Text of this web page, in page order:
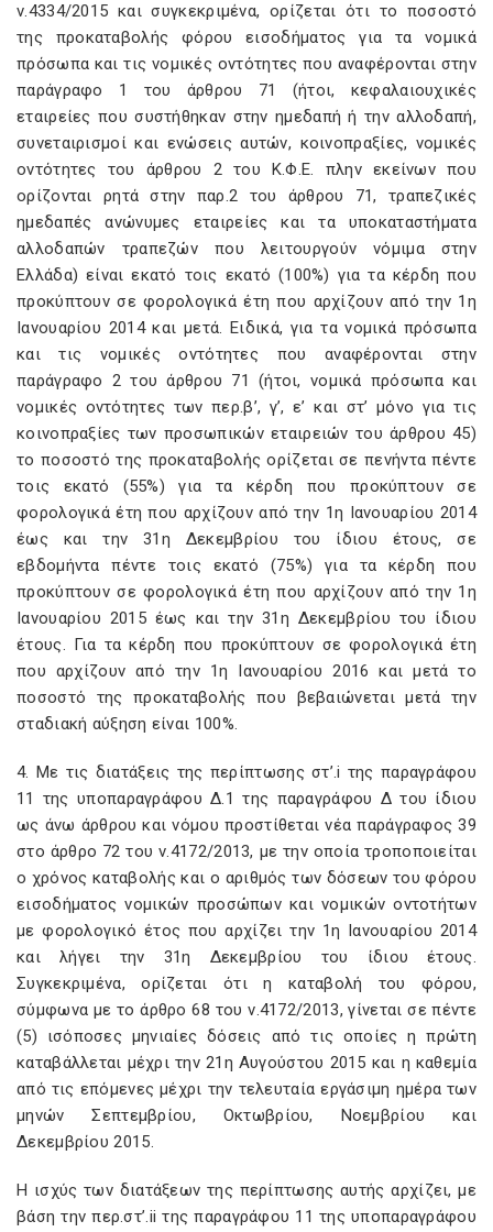
ν.4334/2015 και συγκεκριμένα, ορίζεται ότι το ποσοστό
της προκαταβολής φόρου εισοδήματος για τα νομικά
πρόσωπα και τις νομικές οντότητες που αναφέρονται στην
παράγραφο 1 του άρθρου 71 (ήτοι, κεφαλαιουχικές
εταιρείες που συστήθηκαν στην ημεδαπή ή την αλλοδαπή,
συνεταιρισμοί και ενώσεις αυτών, κοινοπραξίες, νομικές
οντότητες του άρθρου 2 του Κ.Φ.Ε. πλην εκείνων που
ορίζονται ρητά στην παρ.2 του άρθρου 71, τραπεζικές
ημεδαπές ανώνυμες εταιρείες και τα υποκαταστήματα
αλλοδαπών τραπεζών που λειτουργούν νόμιμα στην
Ελλάδα) είναι εκατό τοις εκατό (100%) για τα κέρδη που
προκύπτουν σε φορολογικά έτη που αρχίζουν από την 1η
Ιανουαρίου 2014 και μετά. Ειδικά, για τα νομικά πρόσωπα
και τις νομικές οντότητες που αναφέρονται στην
παράγραφο 2 του άρθρου 71 (ήτοι, νομικά πρόσωπα και
νομικές οντότητες των περ.β’, γ’, ε’ και στ’ μόνο για τις
κοινοπραξίες των προσωπικών εταιρειών του άρθρου 45)
το ποσοστό της προκαταβολής ορίζεται σε πενήντα πέντε
τοις εκατό (55%) για τα κέρδη που προκύπτουν σε
φορολογικά έτη που αρχίζουν από την 1η Ιανουαρίου 2014
έως και την 31η Δεκεμβρίου του ίδιου έτους, σε
εβδομήντα πέντε τοις εκατό (75%) για τα κέρδη που
προκύπτουν σε φορολογικά έτη που αρχίζουν από την 1η
Ιανουαρίου 2015 έως και την 31η Δεκεμβρίου του ίδιου
έτους. Για τα κέρδη που προκύπτουν σε φορολογικά έτη
που αρχίζουν από την 1η Ιανουαρίου 2016 και μετά το
ποσοστό της προκαταβολής που βεβαιώνεται μετά την
σταδιακή αύξηση είναι 100%.
4. Με τις διατάξεις της περίπτωσης στ’.i της παραγράφου
11 της υποπαραγράφου Δ.1 της παραγράφου Δ του ίδιου
ως άνω άρθρου και νόμου προστίθεται νέα παράγραφος 39
στο άρθρο 72 του ν.4172/2013, με την οποία τροποποιείται
ο χρόνος καταβολής και ο αριθμός των δόσεων του φόρου
εισοδήματος νομικών προσώπων και νομικών οντοτήτων
με φορολογικό έτος που αρχίζει την 1η Ιανουαρίου 2014
και λήγει την 31η Δεκεμβρίου του ίδιου έτους.
Συγκεκριμένα, ορίζεται ότι η καταβολή του φόρου,
σύμφωνα με το άρθρο 68 του ν.4172/2013, γίνεται σε πέντε
(5) ισόποσες μηνιαίες δόσεις από τις οποίες η πρώτη
καταβάλλεται μέχρι την 21η Αυγούστου 2015 και η καθεμία
από τις επόμενες μέχρι την τελευταία εργάσιμη ημέρα των
μηνών Σεπτεμβρίου, Οκτωβρίου, Νοεμβρίου και
Δεκεμβρίου 2015.
Η ισχύς των διατάξεων της περίπτωσης αυτής αρχίζει, με
βάση την περ.στ’.ii της παραγράφου 11 της υποπαραγράφου